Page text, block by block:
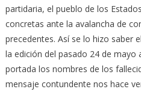
partidaria, el pueblo de los
concretas ante la avalancha de
precedentes. Así se lo hizo saber
la edición del pasado 24 de mayo
portada los nombres de los
mensaje contundente nos hace